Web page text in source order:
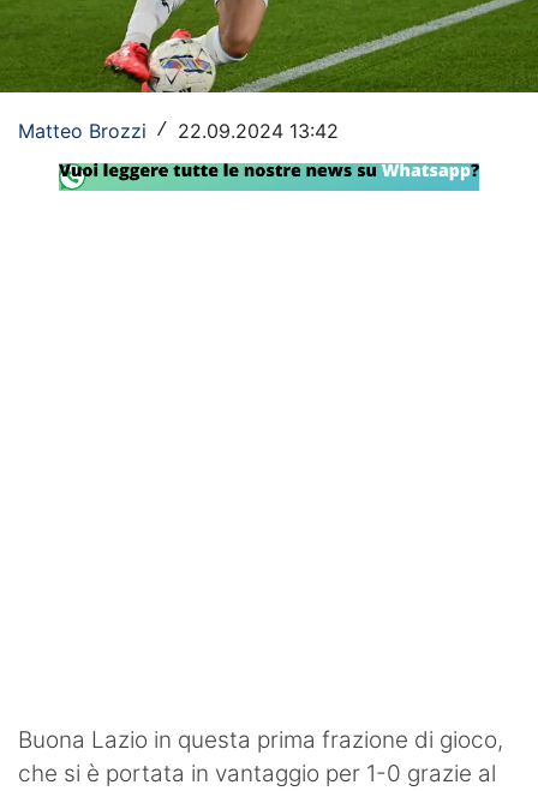
Europa League
Altri Sport
Tennis
Matteo Brozzi / 22.09.2024 13:42
Buona Lazio in questa prima frazione di gioco,
che si è portata in vantaggio per 1-0 grazie al